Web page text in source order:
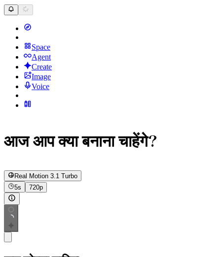
Space
Agent
Create
Image
Voice
आज आप क्या बनाना चाहेंगे?
Real Motion 3.1 Turbo
5s
720p